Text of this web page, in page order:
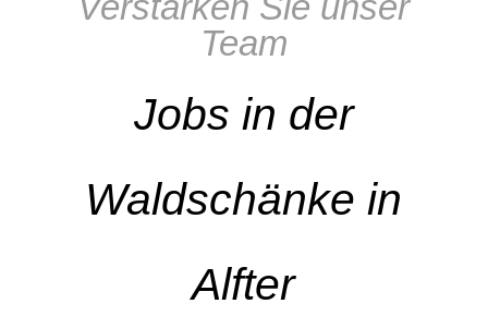
Team
Jobs in der
Waldschänke in
Alfter